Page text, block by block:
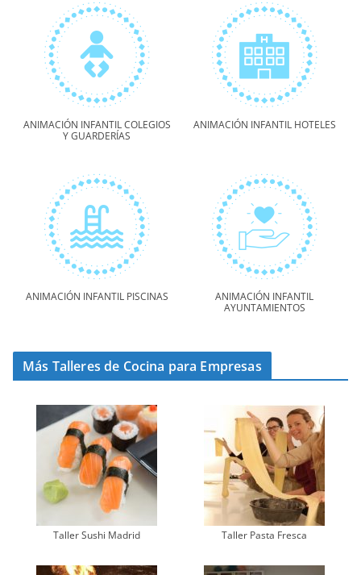
ANIMACIÓN INFANTIL COLEGIOS
Y GUARDERÍAS
ANIMACIÓN INFANTIL HOTELES
ANIMACIÓN INFANTIL PISCINAS
ANIMACIÓN INFANTIL
AYUNTAMIENTOS
Más Talleres de Cocina para Empresas
Taller Sushi Madrid Taller Pasta Fresca